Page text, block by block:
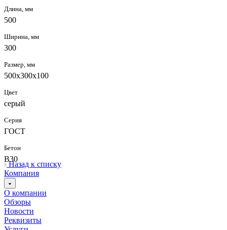
Длина, мм
500
Ширина, мм
300
Размер, мм
500х300х100
Цвет
серый
Серия
ГОСТ
Бетон
В30
Назад к списку
Компания
О компании
Обзоры
Новости
Реквизиты